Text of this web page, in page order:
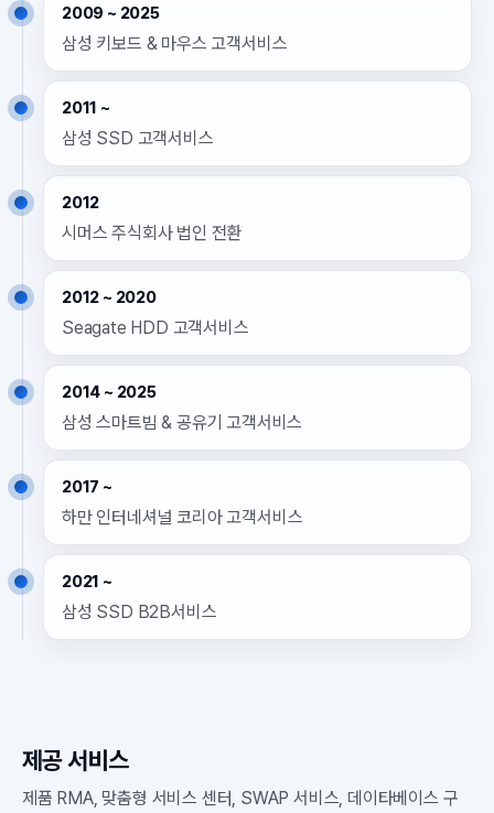
2009 ~ 2025
삼성 키보드 & 마우스 고객서비스
2011 ~
삼성 SSD 고객서비스
2012
시머스 주식회사 법인 전환
2012 ~ 2020
Seagate HDD 고객서비스
2014 ~ 2025
삼성 스마트빔 & 공유기 고객서비스
2017 ~
하만 인터네셔널 코리아 고객서비스
2021 ~
삼성 SSD B2B서비스
제공 서비스
제품 RMA, 맞춤형 서비스 센터, SWAP 서비스, 데이타베이스 구